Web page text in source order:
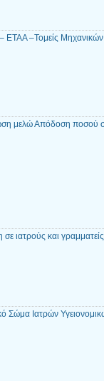
ΕΤΑΑ –Τομείς
μελώ Απόδοση ποσού
ιατρούς και γραμματείς
Σώμα Ιατρών